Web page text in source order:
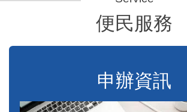
便民服務
申辦資訊